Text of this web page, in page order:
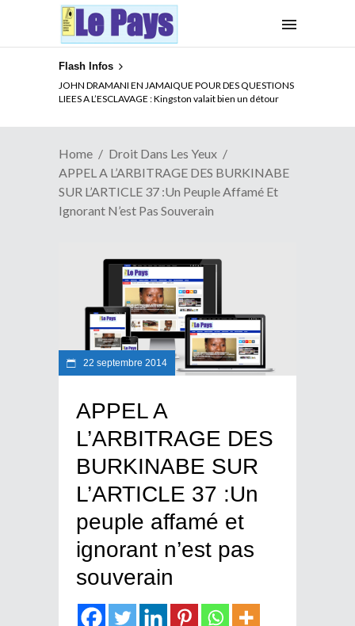
Flash Infos
ELECTION DE TALON A LA TETE DU SENAT BENINOIS :
Quand Patrice quitte le pouvoir sans partir !
Home
Droit Dans Les Yeux
APPEL A L’ARBITRAGE DES BURKINABE
SUR L’ARTICLE 37 :Un Peuple Affamé Et
Ignorant N’est Pas Souverain
22 septembre 2014
APPEL A
L’ARBITRAGE DES
BURKINABE SUR
L’ARTICLE 37 :Un
peuple affamé et
ignorant n’est pas
souverain